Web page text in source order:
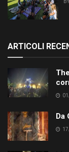
BY
ARTICOLI
Da